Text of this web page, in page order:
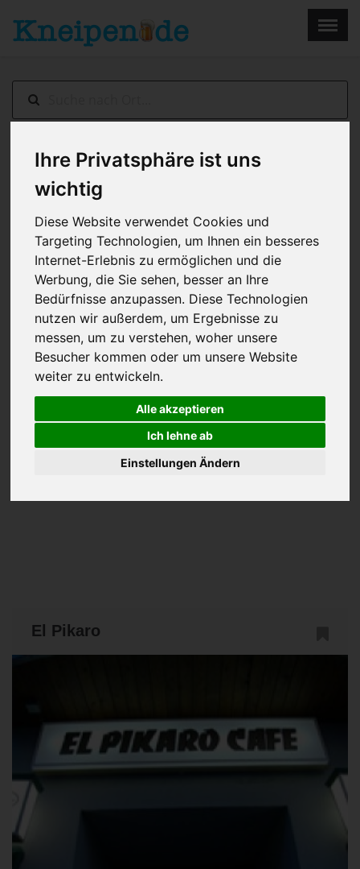
Ihre Privatsphäre ist uns
wichtig
Diese Website verwendet Cookies und
Targeting Technologien, um Ihnen ein besseres
Internet-Erlebnis zu ermöglichen und die
Werbung, die Sie sehen, besser an Ihre
Bedürfnisse anzupassen. Diese Technologien
nutzen wir außerdem, um Ergebnisse zu
messen, um zu verstehen, woher unsere
Besucher kommen oder um unsere Website
weiter zu entwickeln.
Alle akzeptieren
Ich lehne ab
Einstellungen Ändern
UNSERE BELIEBTESTEN KNEIPEN, BARS &
RESTAURANTS IN MÖNCHENGLADBACH
El Pikaro
Menu ×
Impressum